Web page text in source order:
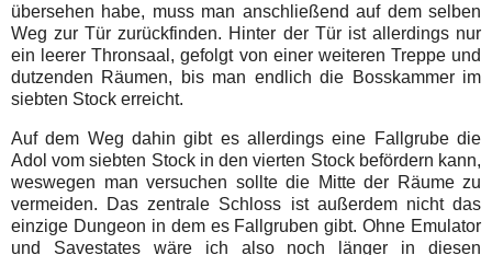
übersehen habe, muss man anschließend auf dem selben
Weg zur Tür zurückfinden. Hinter der Tür ist allerdings nur
ein leerer Thronsaal, gefolgt von einer weiteren Treppe und
dutzenden Räumen, bis man endlich die Bosskammer im
siebten Stock erreicht.
Auf dem Weg dahin gibt es allerdings eine Fallgrube die
Adol vom siebten Stock in den vierten Stock befördern kann,
weswegen man versuchen sollte die Mitte der Räume zu
vermeiden. Das zentrale Schloss ist außerdem nicht das
einzige Dungeon in dem es Fallgruben gibt. Ohne Emulator
und Savestates wäre ich also noch länger in diesen